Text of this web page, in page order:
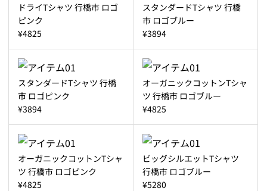
ドライTシャツ 行橋市 ロゴ
ピンク
¥4825
スタンダードTシャツ 行橋
市 ロゴブルー
¥3894
スタンダードTシャツ 行橋
市 ロゴピンク
¥3894
オーガニックコットンTシャ
ツ 行橋市 ロゴブルー
¥4825
オーガニックコットンTシャ
ツ 行橋市 ロゴピンク
¥4825
ビッグシルエットTシャツ
行橋市 ロゴブルー
¥5280